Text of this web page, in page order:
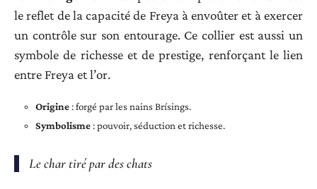
le reflet de la capacité de Freya à envoûter et à exercer
un contrôle sur son entourage. Ce collier est aussi un
symbole de richesse et de prestige, renforçant le lien
entre Freya et l’or.
Origine: forgé par les nains Brísings.
Symbolisme: pouvoir, séduction et richesse.
Le char tiré par des chats